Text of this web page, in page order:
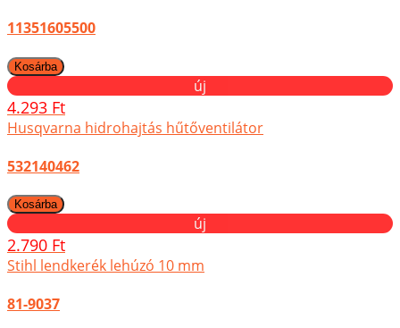
11351605500
új
4.293 Ft
Husqvarna hidrohajtás hűtőventilátor
532140462
új
2.790 Ft
Stihl lendkerék lehúzó 10 mm
81-9037